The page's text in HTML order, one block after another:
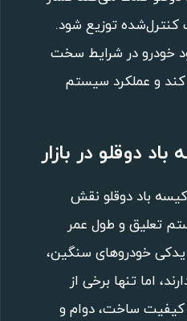
کنترل‌شده توزیع شود.
خودرو در شرایط سخت
کند و عملکرد سیستم
دوقلو در بازار
باد دوقلو نقش
تعلیق و طول عمر
یدکی خودروهای سنگین،
اما تنها برخی از
کیفیت ساخت، دوام و